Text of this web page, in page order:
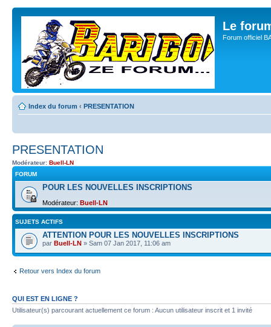
Le
Forum officiel
Index du forum ‹ PRESENTATION
PRESENTATION
Modérateur: Buell-LN
FORUM
POUR LES NOUVELLES INSCRIPTIONS
Modérateur: Buell-LN
SUJETS ACTIFS
ATTENTION POUR LES NOUVELLES INSCRIPTIONS
par Buell-LN » Sam 07 Jan 2017, 11:06 am
Retour vers Index du forum
QUI EST EN LIGNE ?
Utilisateur(s) parcourant actuellement ce forum : Aucun utilisateur inscrit et 1 invité